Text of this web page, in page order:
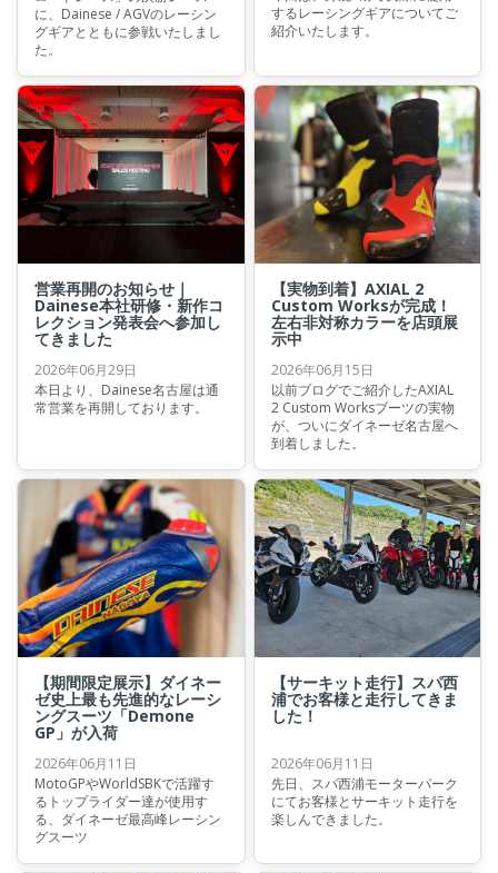
に、Dainese / AGVのレーシン
グギアとともに参戦いたしまし
た。
するレーシングギアについてご
紹介いたします。
営業再開のお知らせ｜
Dainese本社研修・新作コ
レクション発表会へ参加し
てきました
2026年06月29日
本日より、Dainese名古屋は通
常営業を再開しております。
【実物到着】AXIAL 2
Custom Worksが完成！
左右非対称カラーを店頭展
示中
2026年06月15日
以前ブログでご紹介したAXIAL
2 Custom Worksブーツの実物
が、ついにダイネーゼ名古屋へ
到着しました。
【期間限定展示】ダイネー
ゼ史上最も先進的なレーシ
ングスーツ「Demone
GP」が入荷
2026年06月11日
MotoGPやWorldSBKで活躍す
るトップライダー達が使用す
る、ダイネーゼ最高峰レーシン
グスーツ
【サーキット走行】スパ西
浦でお客様と走行してきま
した！
2026年06月11日
先日、スパ西浦モーターパーク
にてお客様とサーキット走行を
楽しんできました。